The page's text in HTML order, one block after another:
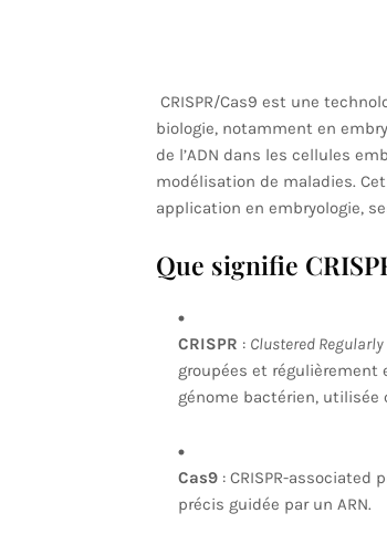
CRISPR/Cas9 est une
biologie, notamment en
de l’ADN dans les cellules
modélisation de maladies.
application en embryologie,
Que signifie
CRISPR : Clustered
groupées et régulièrement
génome bactérien,
Cas9: CRISPR-associated
précis guidée par un ARN.